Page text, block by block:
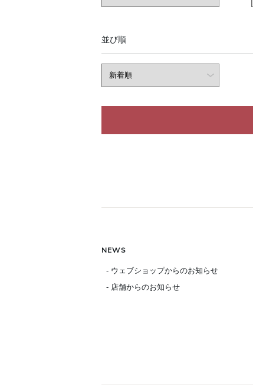
並び順
NEWS
- ウェブショップからのお知らせ
- 店舗からのお知らせ